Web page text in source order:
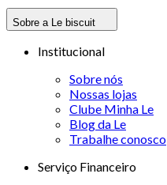
Sobre a Le biscuit
Institucional
Sobre nós
Nossas lojas
Clube Minha Le
Blog da Le
Trabalhe conosco
Serviço Financeiro